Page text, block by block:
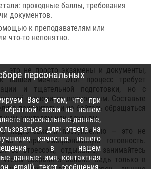
проходные баллы, требования
документов.
к преподавателям или
что-то непонятно.
это не просто экзамены и документы,
мечте. Этот процесс требует
и тщательной подготовки, но с
всё становится возможным. Составьте
приоритеты и не бойтесь обращаться
учителям или друзьям.
подготовка к поступлению — это не
но и про эмоциональную готовность.
со стрессом, отдыхайте, занимайтесь
сохранять баланс. Ведь только в
персональных
Вас о том, что при
обратной связи на нашем
персональные данные,
для: ответа на
качества нашего
в нашем
данные: имя, контактная